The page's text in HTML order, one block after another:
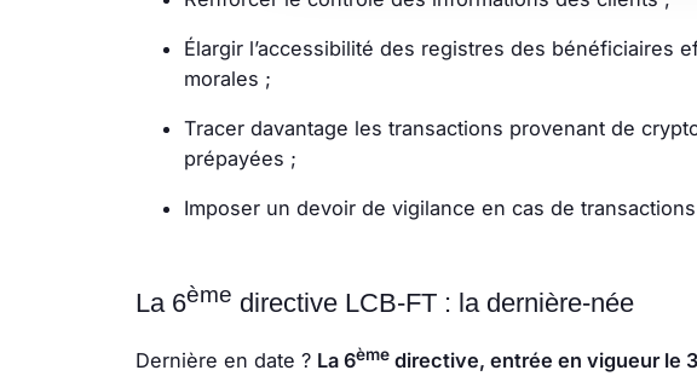
Élargir l’accessibilité des registres des bénéficiaires
morales ;
Tracer davantage les transactions provenant de
prépayées ;
Imposer un devoir de vigilance en cas de
La 6ème directive LCB-FT : la dernière-née
Dernière en date ? La 6ème directive, entrée en vigueur le